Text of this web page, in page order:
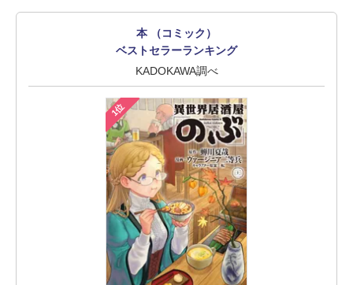
本 （コミック）
ベストセラーランキング
KADOKAWA調べ
1位